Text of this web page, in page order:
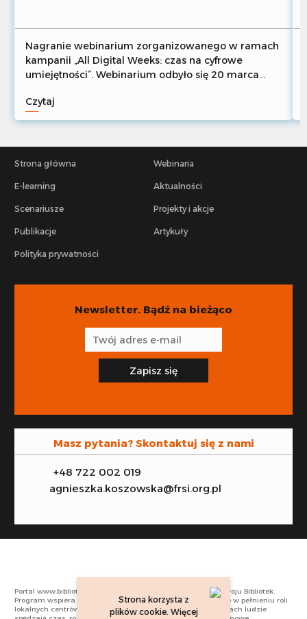
Nagranie webinarium zorganizowanego w ramach
kampanii „All Digital Weeks: czas na cyfrowe
umiejętności”. Webinarium odbyło się 20 marca
Czytaj
Strona korzysta z
plików cookie. Więcej
Strona główna Webinaria
E-learning Aktualności
Scenariusze Projekty i akcje
Publikacje Artykuły
Polityka prywatności
Newsletter. Bądź na bieżąco
Zapisz się
Masz pytania? Skontaktuj się z nami
+48 722 002 019
agnieszka.koszowska@frsi.org.pl
Portal www.biblioteki.org powstał w ramach Programu Rozwoju Bibliotek.
Program wspiera tysiące bibliotek publicznych w całej Polsce w pełnieniu roli
lokalnych centrów aktywności społecznej. W takich placówkach ludzie